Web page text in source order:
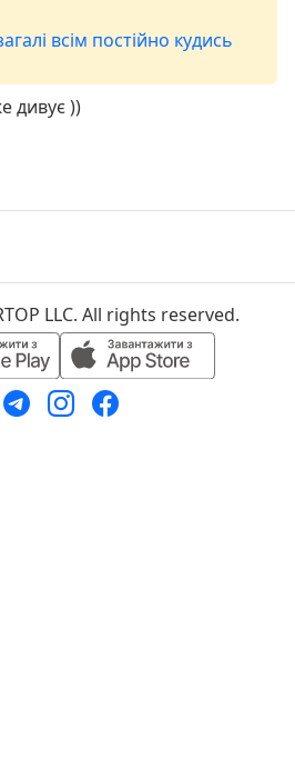
всім постійно кудись
дивує ))
LLC. All rights reserved.